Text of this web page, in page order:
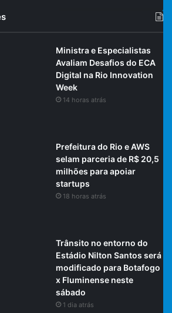
Ministra e Especialistas
Avaliam Desafios do ECA
Digital na Rio Innovation
Week
14 horas atrás
Prefeitura do Rio e AWS
selam parceria de R$ 20,5
milhões para apoiar
startups
18 horas atrás
Trânsito no entorno do
Estádio Nilton Santos será
modificado para Botafogo
x Fluminense neste
sábado
1 dia atrás